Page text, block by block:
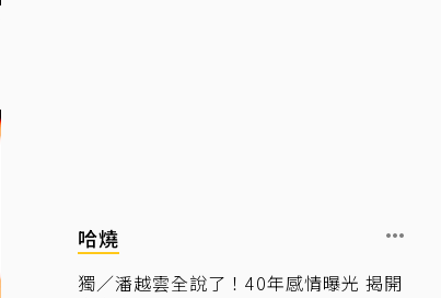
哈燒
獨／潘越雲全說了！40年感情曝光 揭開